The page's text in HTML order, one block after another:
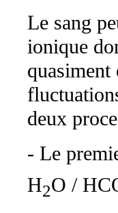
Le sang
ionique
quasiment
deux
- Le
H2O /